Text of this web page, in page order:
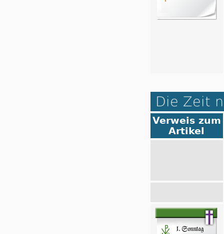
Die Zeit
Verweis zum
Artikel